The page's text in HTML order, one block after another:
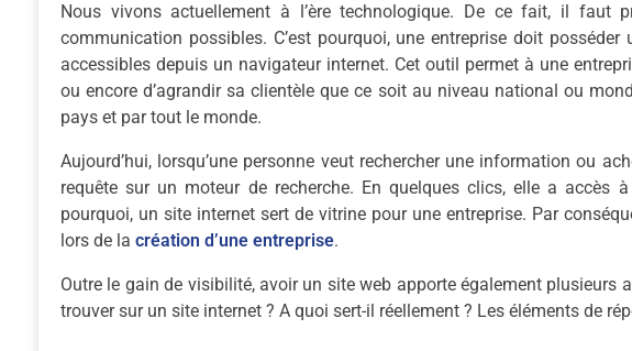
Nous vivons actuellement à l’ère technologique. De ce fait, il faut
communication possibles. C’est pourquoi, une entreprise doit posséder
accessibles depuis un navigateur internet. Cet outil permet à une
ou encore d’agrandir sa clientèle que ce soit au niveau national ou
pays et par tout le monde.
Aujourd’hui, lorsqu’une personne veut rechercher une information ou
requête sur un moteur de recherche. En quelques clics, elle a accès
pourquoi, un site internet sert de vitrine pour une entreprise. Par
lors de la création d’une entreprise.
Outre le gain de visibilité, avoir un site web apporte également plusieurs
trouver sur un site internet ? A quoi sert-il réellement ? Les éléments de